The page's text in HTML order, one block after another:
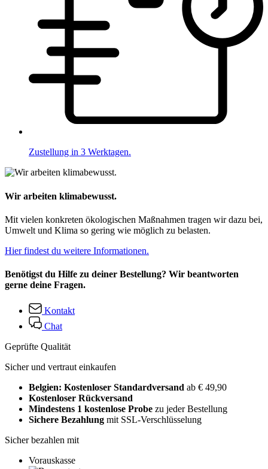
Zustellung in 3 Werktagen.
Wir arbeiten klimabewusst.
Mit vielen konkreten ökologischen Maßnahmen tragen wir dazu bei,
Umwelt und Klima so gering wie möglich zu belasten.
Hier findest du weitere Informationen.
Benötigst du Hilfe zu deiner Bestellung? Wir beantworten
gerne deine Fragen.
Kontakt
Chat
Geprüfte Qualität
Sicher und vertraut einkaufen
Belgien: Kostenloser Standardversand ab € 49,90
Kostenloser Rückversand
Mindestens 1 kostenlose Probe zu jeder Bestellung
Sichere Bezahlung mit SSL-Verschlüsselung
Sicher bezahlen mit
Vorauskasse